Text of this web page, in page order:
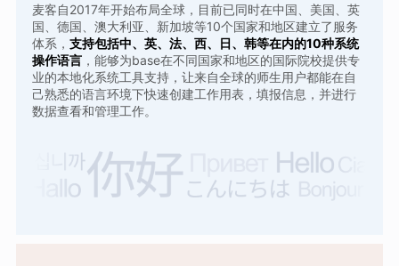
麦客自2017年开始布局全球，目前已同时在中国、美国、英
国、德国、澳大利亚、新加坡等10个国家和地区建立了服务
体系， 支持包括中、英、法、西、日、韩等在内的10种系统
操作语言，能够为base在不同国家和地区的国际院校提供专
业的本地化系统工具支持，让来自全球的师生用户都能在自
己熟悉的语言环境下快速创建工作用表，填报信息，并进行
数据查看和管理工作。